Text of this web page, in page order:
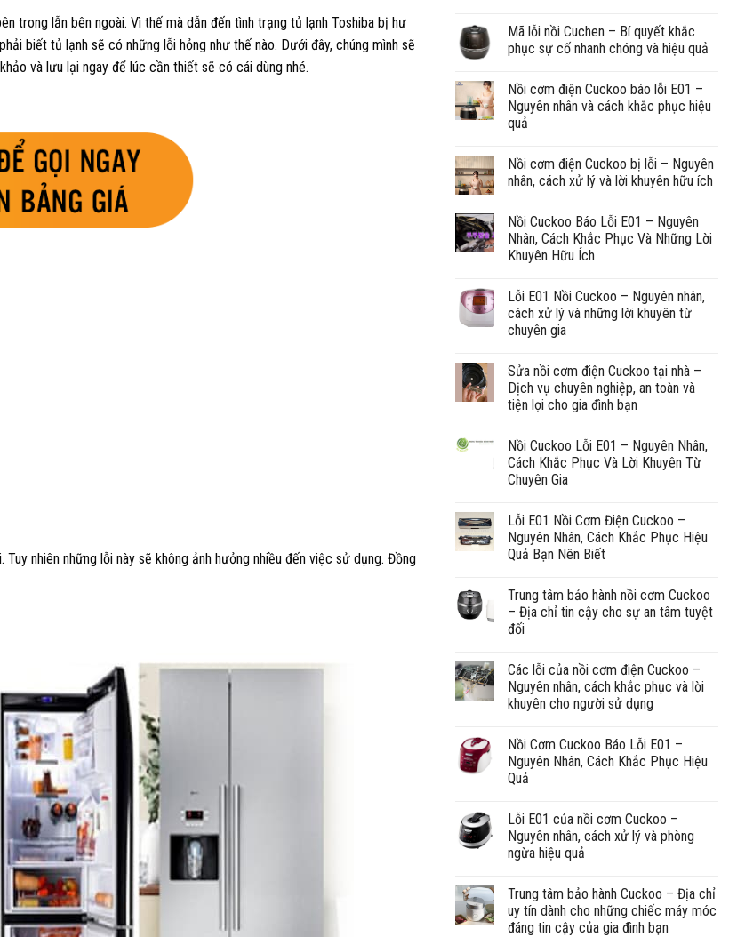
trong lẫn bên ngoài. Vì thế mà dẫn đến tình trạng tủ lạnh Toshiba bị hư
biết tủ lạnh sẽ có những lỗi hỏng như thế nào. Dưới đây, chúng mình sẽ
và lưu lại ngay để lúc cần thiết sẽ có cái dùng nhé.
nhiên những lỗi này sẽ không ảnh hưởng nhiều đến việc sử dụng. Đồng
Mã lỗi nồi Cuchen – Bí quyết khắc
phục sự cố nhanh chóng và hiệu quả
Nồi cơm điện Cuckoo báo lỗi E01 –
Nguyên nhân và cách khắc phục hiệu
quả
Nồi cơm điện Cuckoo bị lỗi – Nguyên
nhân, cách xử lý và lời khuyên hữu ích
Nồi Cuckoo Báo Lỗi E01 – Nguyên
Nhân, Cách Khắc Phục Và Những Lời
Khuyên Hữu Ích
Lỗi E01 Nồi Cuckoo – Nguyên nhân,
cách xử lý và những lời khuyên từ
chuyên gia
Sửa nồi cơm điện Cuckoo tại nhà –
Dịch vụ chuyên nghiệp, an toàn và
tiện lợi cho gia đình bạn
Nồi Cuckoo Lỗi E01 – Nguyên Nhân,
Cách Khắc Phục Và Lời Khuyên Từ
Chuyên Gia
Lỗi E01 Nồi Cơm Điện Cuckoo –
Nguyên Nhân, Cách Khắc Phục Hiệu
Quả Bạn Nên Biết
Trung tâm bảo hành nồi cơm Cuckoo
– Địa chỉ tin cậy cho sự an tâm tuyệt
đối
Các lỗi của nồi cơm điện Cuckoo –
Nguyên nhân, cách khắc phục và lời
khuyên cho người sử dụng
Nồi Cơm Cuckoo Báo Lỗi E01 –
Nguyên Nhân, Cách Khắc Phục Hiệu
Quả
Lỗi E01 của nồi cơm Cuckoo –
Nguyên nhân, cách xử lý và phòng
ngừa hiệu quả
Trung tâm bảo hành Cuckoo – Địa chỉ
uy tín dành cho những chiếc máy móc
đáng tin cậy của gia đình bạn